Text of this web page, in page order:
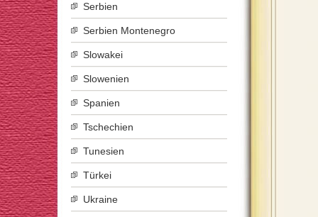
Serbien
Serbien Montenegro
Slowakei
Slowenien
Spanien
Tschechien
Tunesien
Türkei
Ukraine